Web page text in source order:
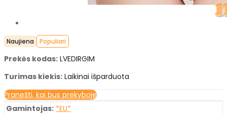
Naujiena Populiari
Prekės kodas: LVEDIRGIM
Turimas kiekis: Laikinai išparduota
Pranešti, kai bus prekyboje
Gamintojas: *EU*